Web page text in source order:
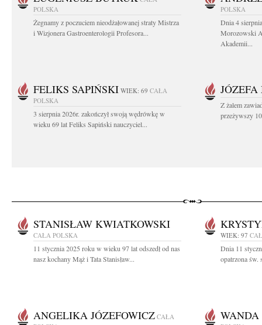
POLSKA
Żegnamy z poczuciem nieodżałowanej straty Mistrza
i Wizjonera Gastroenterologii Profesora...
POLSKA
Dnia 4
Morozowski
Akademii...
FELIKS SAPIŃSKI WIEK: 69 CAŁA
POLSKA
3 sierpnia 2026r. zakończył swoją wędrówkę w
wieku 69 lat Feliks Sapiński nauczyciel...
Z żalem
przeżywszy
STANISŁAW KWIATKOWSKI
CAŁA POLSKA
11 stycznia 2025 roku w wieku 97 lat odszedł od nas
nasz kochany Mąż i Tata Stanisław...
WIEK: 97
Dnia 11
opatrzona św.
ANGELIKA JÓZEFOWICZ CAŁA